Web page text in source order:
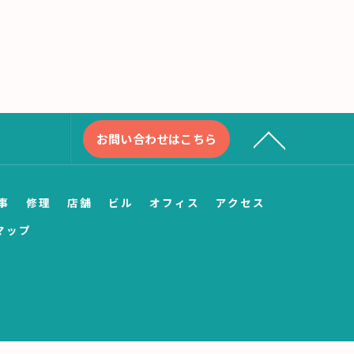
お問い合わせはこちら
修理 店舗 ビル オフィス
アクセス
ップ